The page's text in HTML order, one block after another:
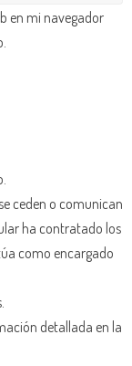
en mi navegador
ceden o comunican
ha contratado los
como encargado
detallada en la